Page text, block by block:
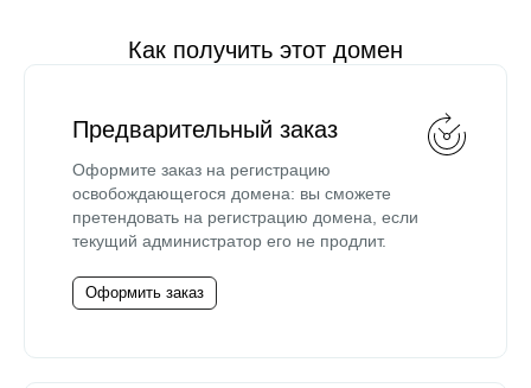
Как получить этот домен
Предварительный заказ
Оформите заказ на регистрацию
освобождающегося домена: вы сможете
претендовать на регистрацию домена, если
текущий администратор его не продлит.
Оформить заказ